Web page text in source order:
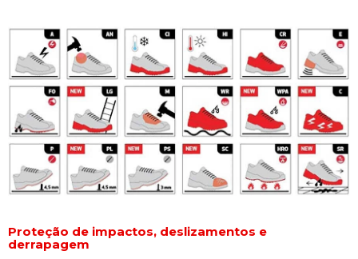
Proteção de impactos, deslizamentos e
derrapagem